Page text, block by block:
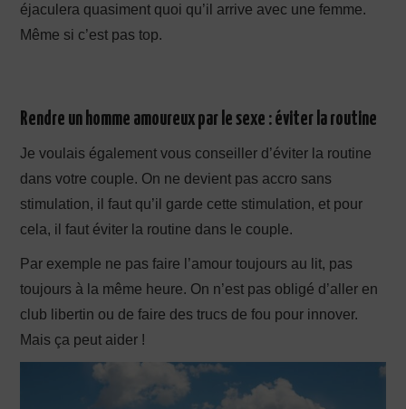
éjaculera quasiment quoi qu’il arrive avec une femme.
Même si c’est pas top.
Rendre un homme amoureux par le sexe : éviter la routine
Je voulais également vous conseiller d’éviter la routine
dans votre couple. On ne devient pas accro sans
stimulation, il faut qu’il garde cette stimulation, et pour
cela, il faut éviter la routine dans le couple.
Par exemple ne pas faire l’amour toujours au lit, pas
toujours à la même heure. On n’est pas obligé d’aller en
club libertin ou de faire des trucs de fou pour innover.
Mais ça peut aider !